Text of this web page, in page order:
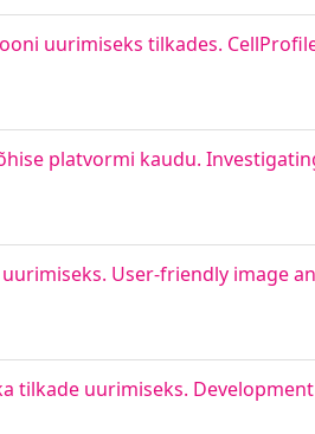
uurimiseks tilkades.
platvormi kaudu.
User-friendly image
uurimiseks.